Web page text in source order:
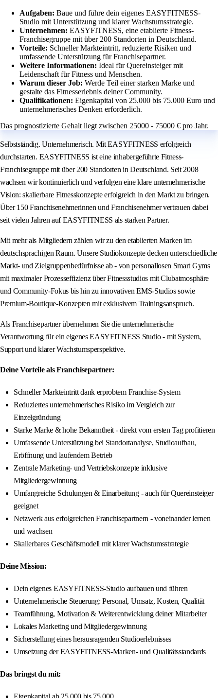
Aufgaben: Baue und führe dein eigenes EASYFITNESS-
Studio mit Unterstützung und klarer Wachstumsstrategie.
Unternehmen: EASYFITNESS, eine etablierte Fitness-
Franchisegruppe mit über 200 Standorten in Deutschland.
Vorteile: Schneller Markteintritt, reduzierte Risiken und
umfassende Unterstützung für Franchisepartner.
Weitere Informationen: Ideal für Quereinsteiger mit
Leidenschaft für Fitness und Menschen.
Warum dieser Job: Werde Teil einer starken Marke und
gestalte das Fitnesserlebnis deiner Community.
Qualifikationen: Eigenkapital von 25.000 bis 75.000 Euro und
unternehmerisches Denken erforderlich.
Das prognostizierte Gehalt liegt zwischen 25000 - 75000 € pro Jahr.
Selbstständig. Unternehmerisch. Mit EASYFITNESS erfolgreich
durchstarten. EASYFITNESS ist eine inhabergeführte Fitness-
Franchisegruppe mit über 200 Standorten in Deutschland. Seit 2008
wachsen wir kontinuierlich und verfolgen eine klare unternehmerische
Vision: skalierbare Fitnesskonzepte erfolgreich in den Markt zu bringen.
Über 150 Franchisenehmerinnen und Franchisenehmer vertrauen dabei
seit vielen Jahren auf EASYFITNESS als starken Partner.
Mit mehr als Mitgliedern zählen wir zu den etablierten Marken im
deutschsprachigen Raum. Unsere Studiokonzepte decken unterschiedliche
Markt- und Zielgruppenbedürfnisse ab - von personallosen Smart Gyms
mit maximaler Prozesseffizienz über Fitnessstudios mit Clubatmosphäre
und Community-Fokus bis hin zu innovativen EMS-Studios sowie
Premium-Boutique-Konzepten mit exklusivem Trainingsanspruch.
Als Franchisepartner übernehmen Sie die unternehmerische
Verantwortung für ein eigenes EASYFITNESS Studio - mit System,
Support und klarer Wachstumsperspektive.
Deine Vorteile als Franchisepartner:
Schneller Markteintritt dank erprobtem Franchise-System
Reduziertes unternehmerisches Risiko im Vergleich zur
Einzelgründung
Starke Marke & hohe Bekanntheit - direkt vom ersten Tag profitieren
Umfassende Unterstützung bei Standortanalyse, Studioaufbau,
Eröffnung und laufendem Betrieb
Zentrale Marketing- und Vertriebskonzepte inklusive
Mitgliedergewinnung
Umfangreiche Schulungen & Einarbeitung - auch für Quereinsteiger
geeignet
Netzwerk aus erfolgreichen Franchisepartnern - voneinander lernen
und wachsen
Skalierbares Geschäftsmodell mit klarer Wachstumsstrategie
Deine Mission:
Dein eigenes EASYFITNESS-Studio aufbauen und führen
Unternehmerische Steuerung: Personal, Umsatz, Kosten, Qualität
Teamführung, Motivation & Weiterentwicklung deiner Mitarbeiter
Lokales Marketing und Mitgliedergewinnung
Sicherstellung eines herausragenden Studioerlebnisses
Umsetzung der EASYFITNESS-Marken- und Qualitätsstandards
Das bringst du mit: